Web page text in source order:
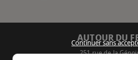
AUTOUR DU
251 rue de la
Continuer sans